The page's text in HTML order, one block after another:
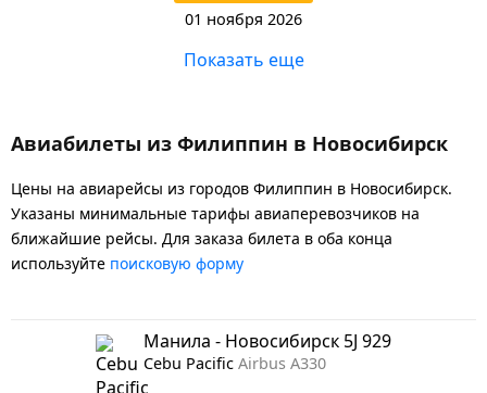
01 ноября 2026
Показать еще
Авиабилеты из Филиппин в Новосибирск
Цены на авиарейсы из городов Филиппин в Новосибирск.
Указаны минимальные тарифы авиаперевозчиков на
ближайшие рейсы. Для заказа билета в оба конца
используйте поисковую форму
Манила - Новосибирск 5J 929
Cebu Pacific Airbus A330